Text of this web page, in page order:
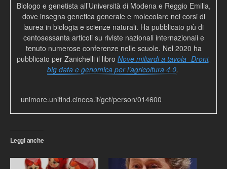
Biologo e genetista all’Università di Modena e Reggio Emilia,
dove insegna genetica generale e molecolare nei corsi di
laurea in biologia e scienze naturali. Ha pubblicato più di
centosessanta articoli su riviste nazionali internazionali e
tenuto numerose conferenze nelle scuole. Nel 2020 ha
pubblicato per Zanichelli il libro Nove miliardi a tavola- Droni,
big data e genomica per l’agricoltura 4.0.
unimore.unifind.cineca.it/get/person/014600
Leggi anche